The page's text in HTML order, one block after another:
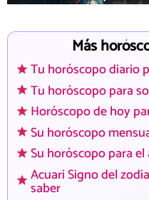
Más
Tu horóscopo diario
Tu horóscopo para
Horóscopo de hoy
Su horóscopo
Su horóscopo para el
Acuari Signo del
saber